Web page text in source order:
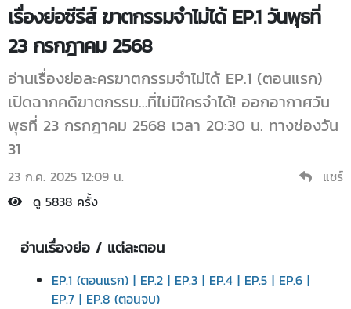
เรื่องย่อซีรีส์ ฆาตกรรมจำไม่ได้ EP.1 วันพุธที่
23 กรกฎาคม 2568
อ่านเรื่องย่อละครฆาตกรรมจำไม่ได้ EP.1 (ตอนแรก)
เปิดฉากคดีฆาตกรรม…ที่ไม่มีใครจำได้! ออกอากาศวัน
พุธที่ 23 กรกฎาคม 2568 เวลา 20:30 น. ทางช่องวัน
31
23 ก.ค. 2025 12:09 น.
แชร์
ดู 5838 ครั้ง
อ่านเรื่องย่อ / แต่ละตอน
EP.1 (ตอนแรก) | EP.2 | EP.3 | EP.4 | EP.5 | EP.6 |
EP.7 | EP.8 (ตอนจบ)